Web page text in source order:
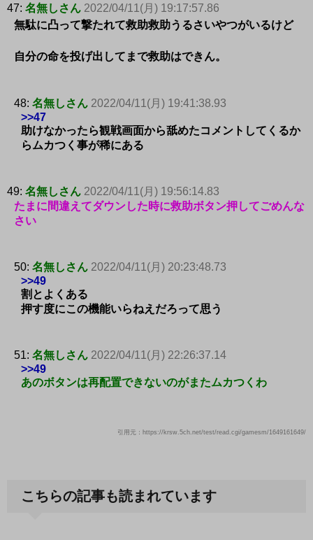
47: 名無しさん 2022/04/11(月) 19:17:57.86
無駄に凸って撃たれて救助救助うるさいやつがいるけど
自分の命を投げ出してまで救助はできん。
48: 名無しさん 2022/04/11(月) 19:41:38.93
>>47
助けなかったら観戦画面から舐めたコメントしてくるか
らムカつく事が稀にある
49: 名無しさん 2022/04/11(月) 19:56:14.83
たまに間違えてダウンした時に救助ボタン押してごめんな
さい
50: 名無しさん 2022/04/11(月) 20:23:48.73
>>49
割とよくある
押す度にこの機能いらねえだろって思う
51: 名無しさん 2022/04/11(月) 22:26:37.14
>>49
あのボタンは再配置できないのがまたムカつくわ
引用元：https://krsw.5ch.net/test/read.cgi/gamesm/1649161649/
こちらの記事も読まれています